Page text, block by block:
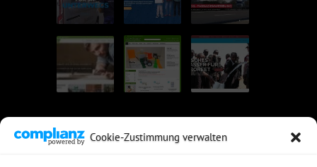
Cookie-Zustimmung verwalten